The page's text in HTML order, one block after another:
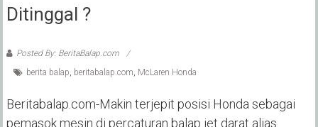
Ditinggal ?
Posted By: BeritaBalap.com
berita balap beritabalap.com McLaren Honda
Beritabalap.com-Makin terjepit posisi Honda sebagai
pemasok mesin di percaturan balap jet darat alias